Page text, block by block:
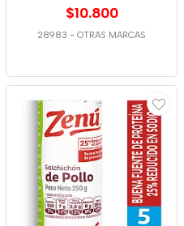
$10.800
28983 - OTRAS MARCAS